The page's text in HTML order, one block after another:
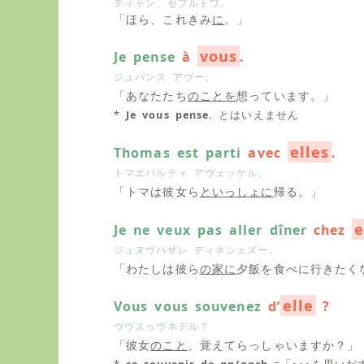
ティャン、セプルトワ。
「ほら、これきみに。」
Je pense à vous .
ジュパンス アヴー。
「あなたたちのことを想っています。」
* Je vous pense. とはいえません
Thomas est partiavec elles .
トマエパルティ アヴェッケル。
「トマは彼女ら といっしょに 帰る。」
Je ne veux pas aller dînerchez
ジュヌヴパザレ ディネシェズー。
「わたしは彼らの家に 夕飯を食べに行きたく
Vous vous souvenez d’elle ?
ヴヴスゥヴネデル？
「彼女のこと 、覚えてらっしゃいますか？」